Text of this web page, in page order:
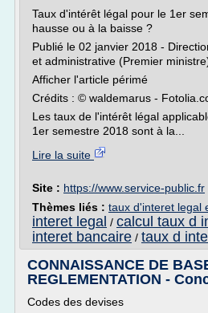
Taux d'intérêt légal pour le 1er
hausse ou à la baisse ?
Publié le 02 janvier 2018 -
et administrative (Premier
Afficher l'article périmé
Crédits : © waldemarus -
Les taux de l'intérêt légal
1er semestre 2018 sont à la...
Lire la suite
Site : https://www.service-public.fr
Thèmes liés : taux d'interet legal
interet legal / calcul taux d
interet bancaire / taux d
CONNAISSANCE DE
REGLEMENTATION -
Codes des devises